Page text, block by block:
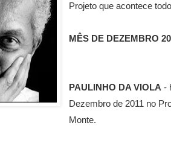
Projeto que acontece
MÊS DE DEZEMBRO
PAULINHO DA VIOLA-
Dezembro de 2011 no
Monte.